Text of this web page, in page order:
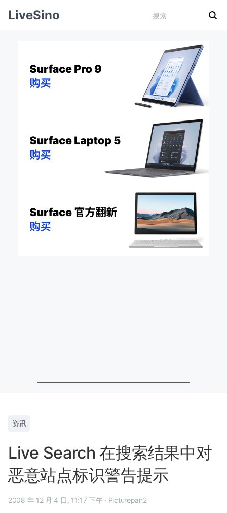
LiveSino
资讯
Live Search 在搜索结果中对
恶意站点标识警告提示
2008 年 12 月 4 日, 11:17 下午 · Picturepan2